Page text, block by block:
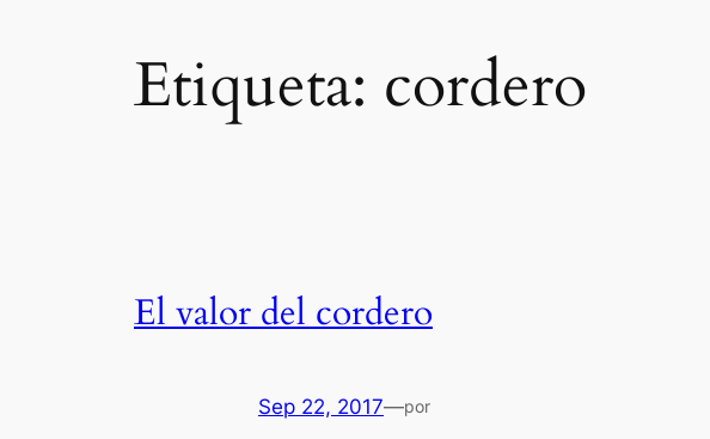
Etiqueta: cordero
El valor del cordero
Sep 22, 2017—por